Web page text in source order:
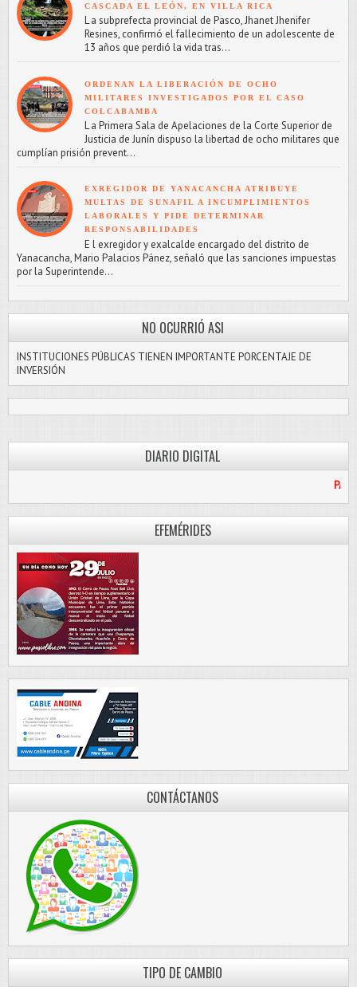
CASCADA EL LEÓN, EN VILLA RICA
L a subprefecta provincial de Pasco, Jhanet Jhenifer
Resines, confirmó el fallecimiento de un adolescente de
13 años que perdió la vida tras...
ORDENAN LA LIBERACIÓN DE OCHO
MILITARES INVESTIGADOS POR EL CASO
COLCABAMBA
L a Primera Sala de Apelaciones de la Corte Superior de
Justicia de Junín dispuso la libertad de ocho militares que
cumplían prisión prevent...
EXREGIDOR DE YANACANCHA ATRIBUYE
MULTAS DE SUNAFIL A INCUMPLIMIENTOS
LABORALES Y PIDE DETERMINAR
RESPONSABILIDADES
E l exregidor y exalcalde encargado del distrito de
Yanacancha, Mario Palacios Pánez, señaló que las sanciones impuestas
por la Superintende...
NO OCURRIÓ ASI
INSTITUCIONES PÚBLICAS TIENEN IMPORTANTE PORCENTAJE DE
INVERSIÓN
DIARIO DIGITAL
EFEMÉRIDES
CONTÁCTANOS
TIPO DE CAMBIO